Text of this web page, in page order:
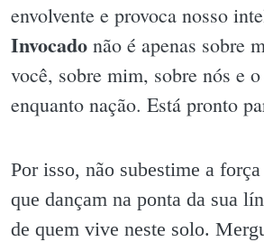
envolvente e provoca nosso
Invocado não é apenas sobre
você, sobre mim, sobre nós e
enquanto nação. Está pronto
Por isso, não subestime a
que dançam na ponta da sua
de quem vive neste solo.